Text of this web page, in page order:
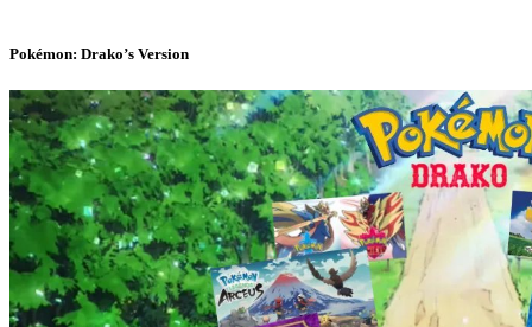
Pokémon: Drako’s Version